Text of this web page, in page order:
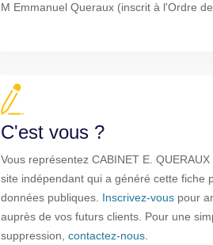
M Emmanuel Queraux (inscrit à l'Ordre
C'est vous ?
Vous représentez CABINET E.
site indépendant qui a généré cette fiche
données publiques. Inscrivez-vous pour
auprès de vos futurs clients. Pour une
suppression, contactez-nous